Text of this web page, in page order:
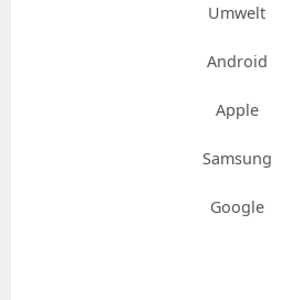
Umwelt
Android
Apple
Samsung
Google